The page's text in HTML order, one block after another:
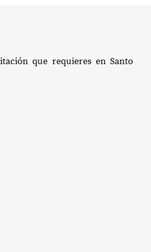
que requieres en Santo